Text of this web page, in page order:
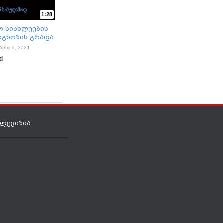
1:28
სიახლეების
გრაფა
5, 2021